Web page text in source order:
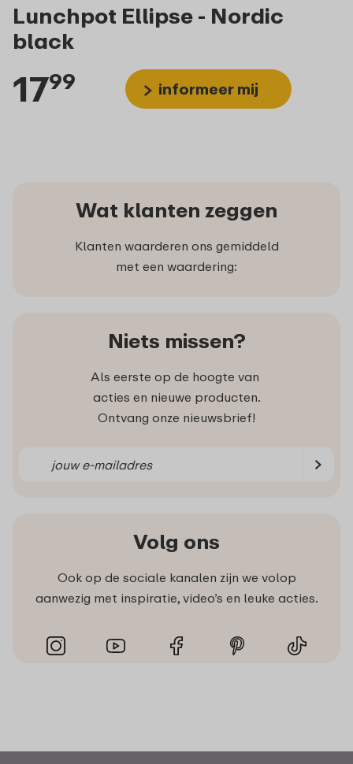
Lunchpot Ellipse - Nordic
black
1799 informeer mij
Wat klanten zeggen
Klanten waarderen ons gemiddeld
met een waardering:
Niets missen?
Als eerste op de hoogte van
acties en nieuwe producten.
Ontvang onze nieuwsbrief!
Volg ons
Ook op de sociale kanalen zijn we volop
aanwezig met inspiratie, video’s en leuke acties.